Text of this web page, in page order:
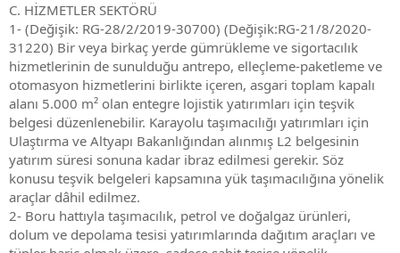
C. HİZMETLER SEKTÖRÜ
1- (Değişik: RG-28/2/2019-30700) (Değişik:RG-21/8/2020-
31220) Bir veya birkaç yerde gümrükleme ve sigortacılık
hizmetlerinin de sunulduğu antrepo, elleçleme-paketleme ve
otomasyon hizmetlerini birlikte içeren, asgari toplam kapalı
alanı 5.000 m² olan entegre lojistik yatırımları için teşvik
belgesi düzenlenebilir. Karayolu taşımacılığı yatırımları için
Ulaştırma ve Altyapı Bakanlığından alınmış L2 belgesinin
yatırım süresi sonuna kadar ibraz edilmesi gerekir. Söz
konusu teşvik belgeleri kapsamına yük taşımacılığına yönelik
araçlar dâhil edilmez.
2- Boru hattıyla taşımacılık, petrol ve doğalgaz ürünleri,
dolum ve depolama tesisi yatırımlarında dağıtım araçları ve